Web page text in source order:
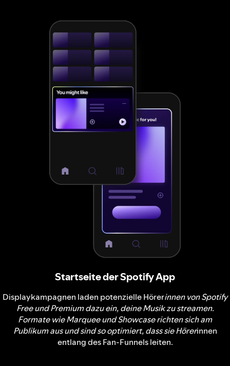
Startseite der Spotify App
Displaykampagnen laden potenzielle Hörerinnen von Spotify
Free und Premium dazu ein, deine Musik zu streamen.
Formate wie Marquee und Showcase richten sich am
Publikum aus und sind so optimiert, dass sie Hörerinnen
entlang des Fan-Funnels leiten.